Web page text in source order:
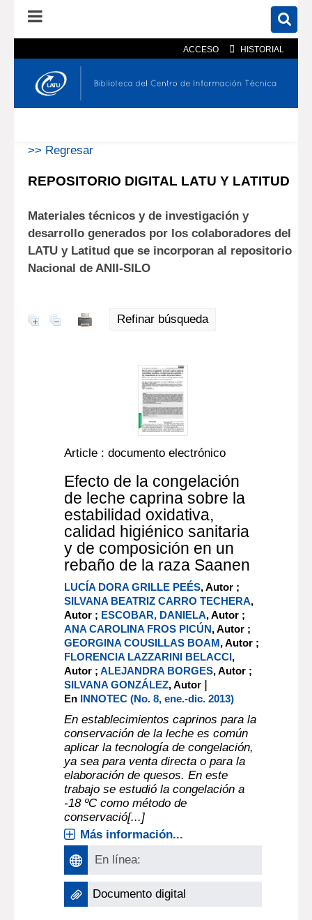
ACCESO HISTORIAL
En el catálogo En el sitio
>> Regresar
REPOSITORIO DIGITAL LATU Y LATITUD
Materiales técnicos y de investigación y
desarrollo generados por los colaboradores del
LATU y Latitud que se incorporan al repositorio
Nacional de ANII-SILO
Refinar búsqueda
Article : documento electrónico
Efecto de la congelación
de leche caprina sobre la
estabilidad oxidativa,
calidad higiénico sanitaria
y de composición en un
rebaño de la raza Saanen
LUCÍA DORA GRILLE PEÉS, Autor ;
SILVANA BEATRIZ CARRO TECHERA,
Autor ; ESCOBAR, DANIELA, Autor ;
ANA CAROLINA FROS PICÚN, Autor ;
GEORGINA COUSILLAS BOAM, Autor ;
FLORENCIA LAZZARINI BELACCI,
Autor ;ALEJANDRA BORGES, Autor ;
SILVANA GONZÁLEZ, Autor |
En INNOTEC (No. 8, ene.-dic. 2013)
En establecimientos caprinos para la
conservación de la leche es común
aplicar la tecnología de congelación,
ya sea para venta directa o para la
elaboración de quesos. En este
trabajo se estudió la congelación a
-18 ºC como método de
conservació[...]
Más información...
En línea:
Documento digital